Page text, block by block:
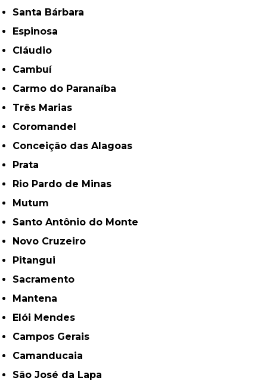
Santa Bárbara
Espinosa
Cláudio
Cambuí
Carmo do Paranaíba
Três Marias
Coromandel
Conceição das Alagoas
Prata
Rio Pardo de Minas
Mutum
Santo Antônio do Monte
Novo Cruzeiro
Pitangui
Sacramento
Mantena
Elói Mendes
Campos Gerais
Camanducaia
São José da Lapa